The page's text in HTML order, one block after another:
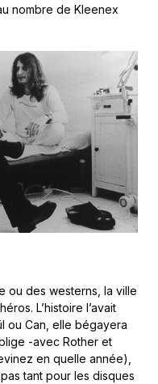
nombre de Kleenex
ou des westerns, la ville
L’histoire l’avait
ou Can, elle bégayera
-avec Rother et
en quelle année),
tant pour les disques